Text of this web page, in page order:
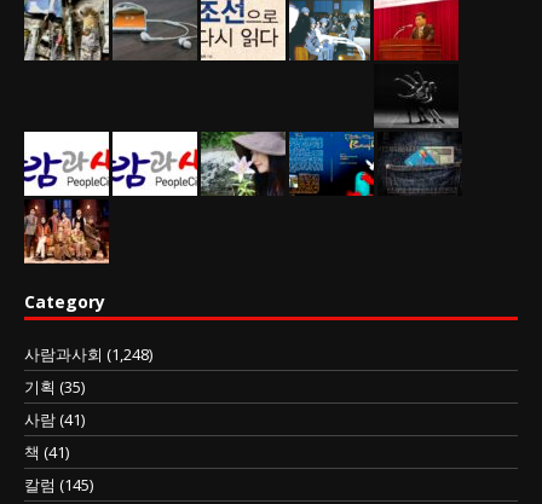
Category
사람과사회 (1,248)
기획 (35)
사람(41)
책 (41)
칼럼 (145)